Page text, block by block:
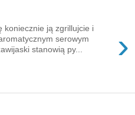
›
koniecznie ją zgrillujcie i
serowym
stanowią py...